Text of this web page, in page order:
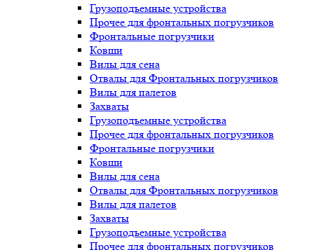
Грузоподъемные устройства
Прочее для фронтальных погрузчиков
Фронтальные погрузчики
Ковши
Вилы для сена
Отвалы для Фронтальных погрузчиков
Вилы для палетов
Захваты
Грузоподъемные устройства
Прочее для фронтальных погрузчиков
Фронтальные погрузчики
Ковши
Вилы для сена
Отвалы для Фронтальных погрузчиков
Вилы для палетов
Захваты
Грузоподъемные устройства
Прочее для фронтальных погрузчиков